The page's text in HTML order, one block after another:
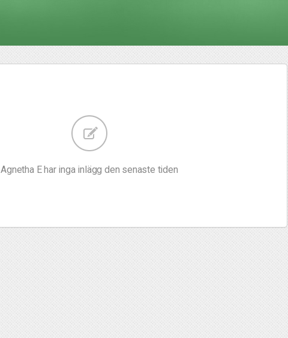
Agnetha E har inga inlägg den senaste tiden